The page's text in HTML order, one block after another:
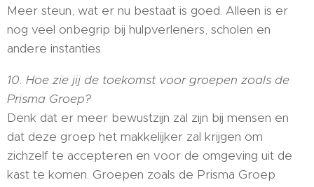
Meer steun, wat er nu bestaat is goed. Alleen is er
nog veel onbegrip bij hulpverleners, scholen en
andere instanties.
10. Hoe zie jij de toekomst voor groepen zoals de
Prisma Groep?
Denk dat er meer bewustzijn zal zijn bij mensen en
dat deze groep het makkelijker zal krijgen om
zichzelf te accepteren en voor de omgeving uit de
kast te komen. Groepen zoals de Prisma Groep